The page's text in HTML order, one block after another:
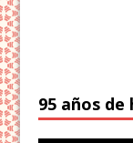
95 años de